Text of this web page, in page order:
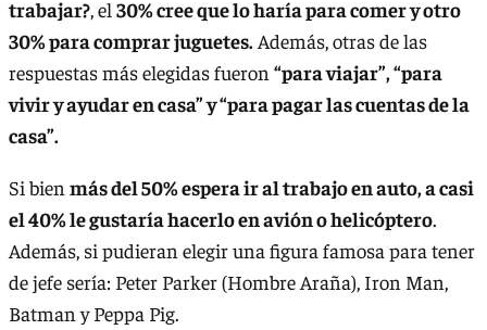
trabajar?, el 30% cree que lo haría para comer y otro
30% para comprar juguetes. Además, otras de las
respuestas más elegidas fueron “para viajar”, “para
vivir y ayudar en casa” y “para pagar las cuentas de la
casa”.
Si bien más del 50% espera ir al trabajo en auto, a casi
el 40% le gustaría hacerlo en avión o helicóptero.
Además, si pudieran elegir una figura famosa para tener
de jefe sería: Peter Parker (Hombre Araña), Iron Man,
Batman y Peppa Pig.